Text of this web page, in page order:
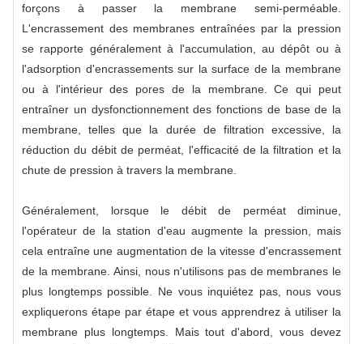
forçons à passer la membrane semi-perméable.
L'encrassement des membranes entraînées par la pression
se rapporte généralement à l'accumulation, au dépôt ou à
l'adsorption d'encrassements sur la surface de la membrane
ou à l'intérieur des pores de la membrane. Ce qui peut
entraîner un dysfonctionnement des fonctions de base de la
membrane, telles que la durée de filtration excessive, la
réduction du débit de perméat, l'efficacité de la filtration et la
chute de pression à travers la membrane.
Généralement, lorsque le débit de perméat diminue,
l'opérateur de la station d'eau augmente la pression, mais
cela entraîne une augmentation de la vitesse d'encrassement
de la membrane. Ainsi, nous n'utilisons pas de membranes le
plus longtemps possible. Ne vous inquiétez pas, nous vous
expliquerons étape par étape et vous apprendrez à utiliser la
membrane plus longtemps. Mais tout d'abord, vous devez